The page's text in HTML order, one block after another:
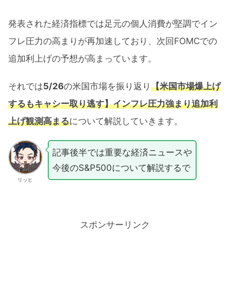
発表された経済指標では足元の個人消費が堅調でイン
フレ圧力の高まりが再加速しており、次回FOMCでの
追加利上げの予想が高まっています。
それでは5/26の米国市場を振り返り 【米国市場爆上げ
するもキャシー取り逃す】インフレ圧力強まり追加利
上げ観測高まるについて解説していきます。
リッヒ
記事後半では重要な経済ニュースや
今後のS&P500について解説するで
スポンサーリンク